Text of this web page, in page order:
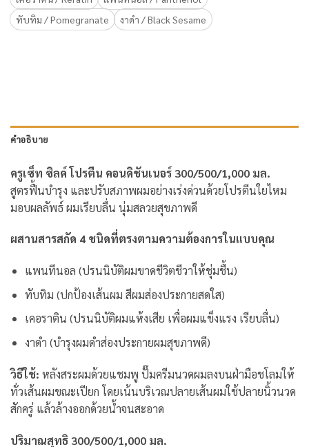
ทับทิม / Pomegranate
งาดำ / Black Sesame
คำอธิบาย
ครูเซ็ท ซิลค์ โปรตีน คอนดิชันเนอร์ 300/500/1,000 มล.
สูตรฟื้นบำรุง และปรับสภาพผมอย่างเร่งด่วนด้วยโปรตีนใยไหม
มอบผลลัพธ์ ผมเรียบลื่น นุ่มสลวยสุขภาพดี
ผสานสารสกัด 4 ชนิดที่ตรงตามความต้องการในแบบคุณ
แพนทีนอล (ปรนนิบัติผมขาดชีวิตชีวาให้ชุ่มชื้น)
ทับทิม (ปกป้องเส้นผม สีผมส่องประกายสดใส)
เคอราติน (ปรนนิบัติผมแห้งเสีย เพื่อผมแข็งแรง เรียบลื่น)
งาดำ (บำรุงผมดำส่องประกายผมสุขภาพดี)
วิธีใช้: หลังสระผมด้วยแชมพู ปั๊มครีมนวดผมลงบนฝ่ามือชโลมให้
ทั่วเส้นผมขณะเปียก โดยเน้นบริเวณปลายเส้นผมใช้ปลายนิ้วนวด
สักครู่ แล้วล้างออกด้วยน้ำจนสะอาด
ปริมาณสุทธิ 300/500/1,000 มล.